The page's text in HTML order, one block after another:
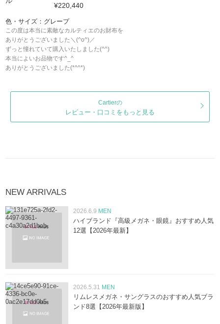
¥220,440
色・サイズ：グレープ
この度は本当に素敵なカルティエのお財布を
ありがとうございました＼(^o^)／
ずっと憧れていて購入いたしました(^^)
本当によいお品物です^_^
ありがとうございました(*^^*)
Cartierの
レビュー・口コミをもっと見る
NEW ARRIVALS
2026.6.9 MEN
ハイブランド『高級メガネ・眼鏡』おすすめ人気
12選【2026年最新】
2026.5.31 MEN
リムレスメガネ・サングラスのおすすめ人気ブラ
ンド8選【2026年最新版】